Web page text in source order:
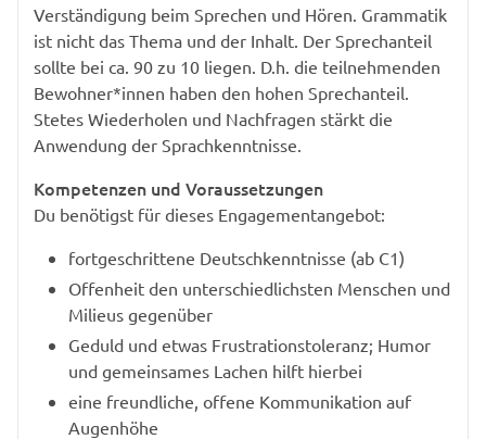
Verständigung beim Sprechen und Hören. Grammatik
ist nicht das Thema und der Inhalt. Der Sprechanteil
sollte bei ca. 90 zu 10 liegen. D.h. die teilnehmenden
Bewohner*innen haben den hohen Sprechanteil.
Stetes Wiederholen und Nachfragen stärkt die
Anwendung der Sprachkenntnisse.
Kompetenzen und Voraussetzungen
Du benötigst für dieses Engagementangebot:
fortgeschrittene Deutschkenntnisse (ab C1)
Offenheit den unterschiedlichsten Menschen und
Milieus gegenüber
Geduld und etwas Frustrationstoleranz; Humor
und gemeinsames Lachen hilft hierbei
eine freundliche, offene Kommunikation auf
Augenhöhe